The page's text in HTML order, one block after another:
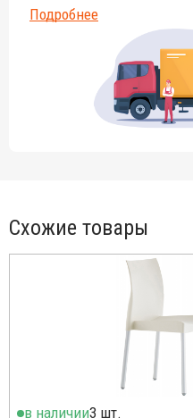
Подробнее
Схожие товары
в наличии3 шт.